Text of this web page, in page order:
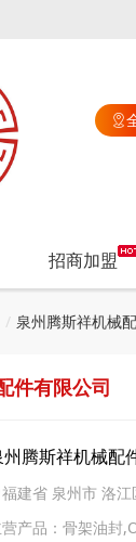

招商加盟
泉州腾斯祥机械
件有限公司
州腾斯祥机械配
福建省 泉州市 洛
产品：骨架油封